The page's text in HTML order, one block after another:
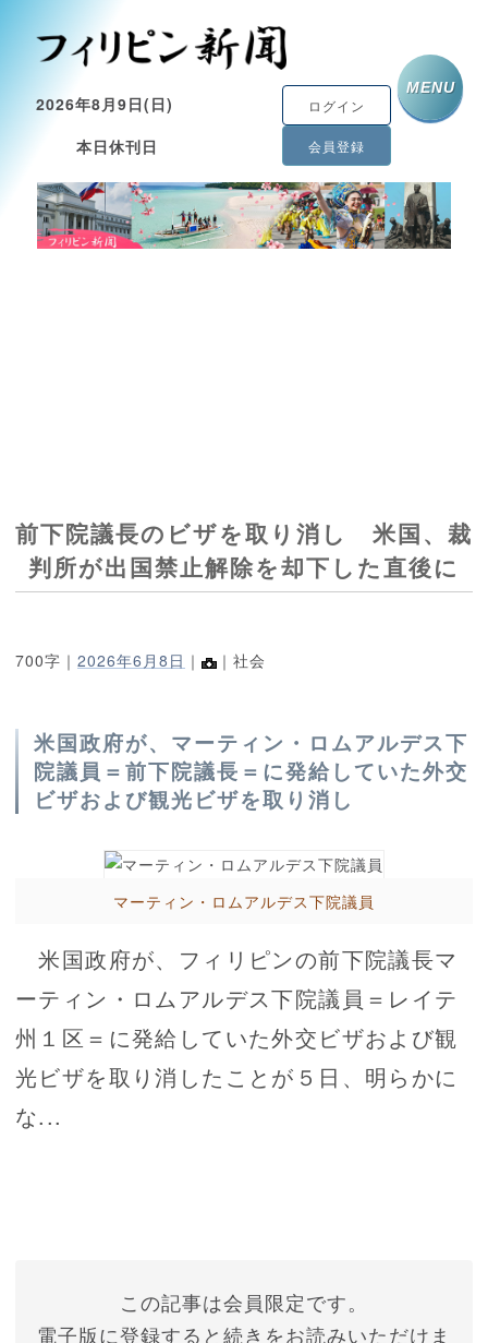
2026年8月9日(日)
本日休刊日
ログイン
会員登録
MENU
前下院議長のビザを取り消し 米国、裁
判所が出国禁止解除を却下した直後に
700字｜ 2026年6月8日 ｜ ｜社会
米国政府が、マーティン・ロムアルデス下
院議員＝前下院議長＝に発給していた外交
ビザおよび観光ビザを取り消し
マーティン・ロムアルデス下院議員
米国政府が、フィリピンの前下院議長マ
ーティン・ロムアルデス下院議員＝レイテ
州１区＝に発給していた外交ビザおよび観
光ビザを取り消したことが５日、明らかに
な...
この記事は会員限定です。
電子版に登録すると続きをお読みいただけま